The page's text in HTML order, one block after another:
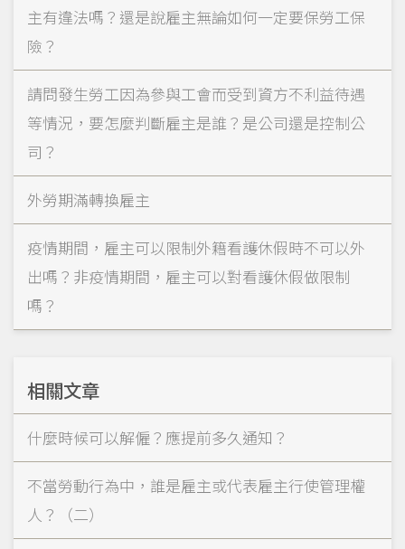
主有違法嗎？還是說雇主無論如何一定要保勞工保
險？
請問發生勞工因為參與工會而受到資方不利益待遇
等情況，要怎麼判斷雇主是誰？是公司還是控制公
司？
外勞期滿轉換雇主
疫情期間，雇主可以限制外籍看護休假時不可以外
出嗎？非疫情期間，雇主可以對看護休假做限制
嗎？
相關文章
什麼時候可以解僱？應提前多久通知？
不當勞動行為中，誰是雇主或代表雇主行使管理權
人？（二）